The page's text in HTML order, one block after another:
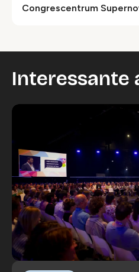
Congrescentrum
Interessante